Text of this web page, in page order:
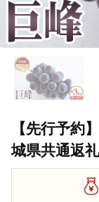
【先行予約
城県共通返